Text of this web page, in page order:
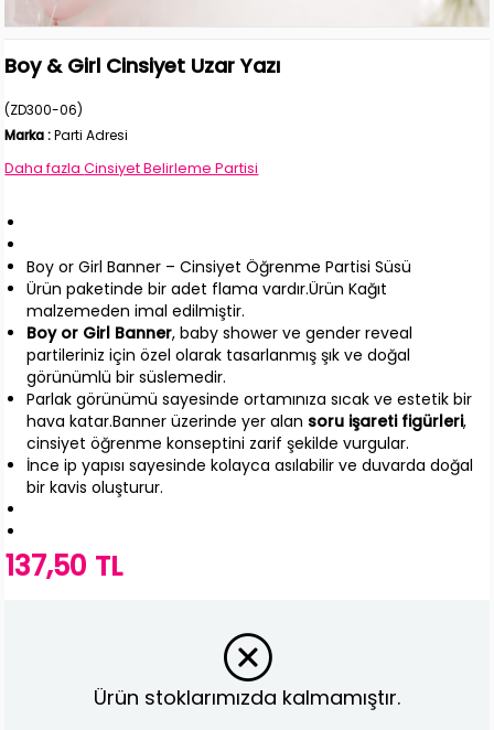
Boy & Girl Cinsiyet Uzar Yazı
(ZD300-06)
Marka : Parti Adresi
Daha fazlaCinsiyet Belirleme Partisi
Boy or Girl Banner – Cinsiyet Öğrenme Partisi Süsü
Ürün paketinde bir adet flama vardır.Ürün Kağıt
malzemeden imal edilmiştir.
Boy or Girl Banner, baby shower ve gender reveal
partileriniz için özel olarak tasarlanmış şık ve doğal
görünümlü bir süslemedir.
Parlak görünümü sayesinde ortamınıza sıcak ve estetik bir
hava katar.Banner üzerinde yer alan soru işareti figürleri,
cinsiyet öğrenme konseptini zarif şekilde vurgular.
İnce ip yapısı sayesinde kolayca asılabilir ve duvarda doğal
bir kavis oluşturur.
137,50 TL
Ürün stoklarımızda kalmamıştır.